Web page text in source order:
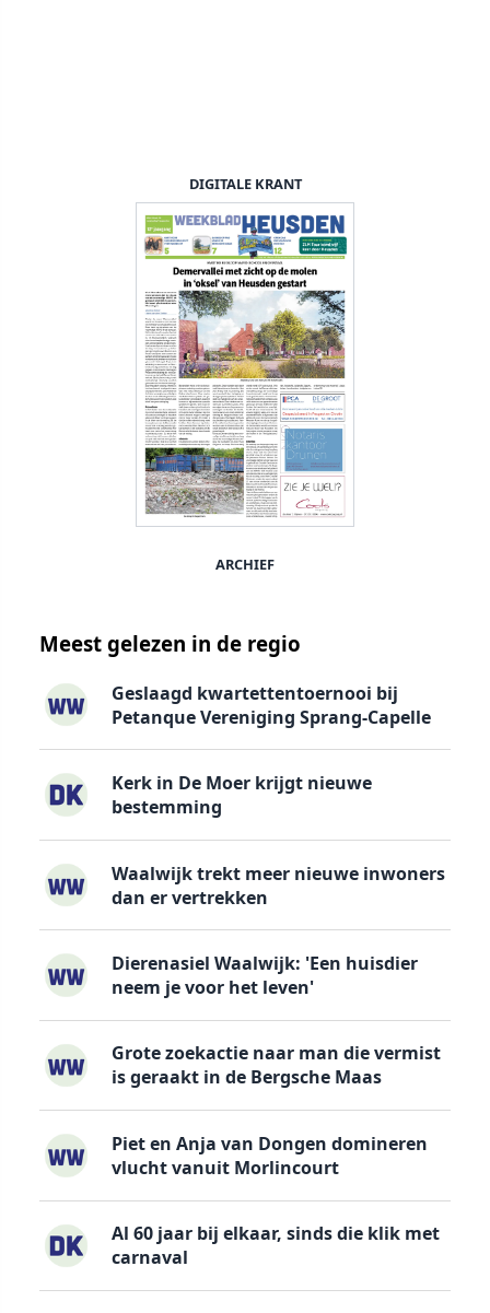
DIGITALE KRANT
ARCHIEF
Meest gelezen in de regio
Geslaagd kwartettentoernooi bij
Petanque Vereniging Sprang-Capelle
Kerk in De Moer krijgt nieuwe
bestemming
Waalwijk trekt meer nieuwe inwoners
dan er vertrekken
Dierenasiel Waalwijk: 'Een huisdier
neem je voor het leven'
Grote zoekactie naar man die vermist
is geraakt in de Bergsche Maas
Piet en Anja van Dongen domineren
vlucht vanuit Morlincourt
Al 60 jaar bij elkaar, sinds die klik met
carnaval